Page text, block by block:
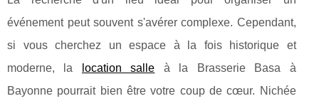
événement peut souvent s'avérer complexe. Cependant,
si vous cherchez un espace à la fois historique et
moderne, la
location salle à la Brasserie Basa à
Bayonne pourrait bien être votre coup de cœur. Nichée